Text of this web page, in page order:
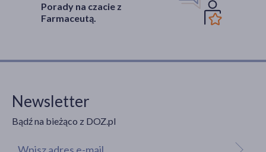
Porady na czacie z
Farmaceutą.
Newsletter
Bądź na bieżąco z DOZ.pl